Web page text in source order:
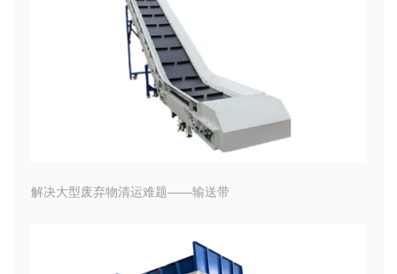
解决大型废弃物清运难题——输送带